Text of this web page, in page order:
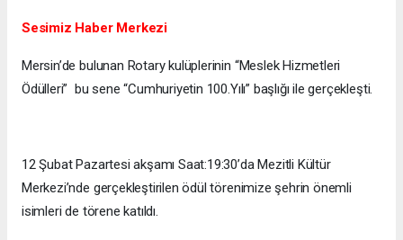
Sesimiz Haber Merkezi
Mersin’de bulunan Rotary kulüplerinin “Meslek Hizmetleri
Ödülleri” bu sene “Cumhuriyetin 100.Yılı” başlığı ile gerçekleşti.
12 Şubat Pazartesi akşamı Saat:19:30’da Mezitli Kültür
Merkezi’nde gerçekleştirilen ödül törenimize şehrin önemli
isimleri de törene katıldı.